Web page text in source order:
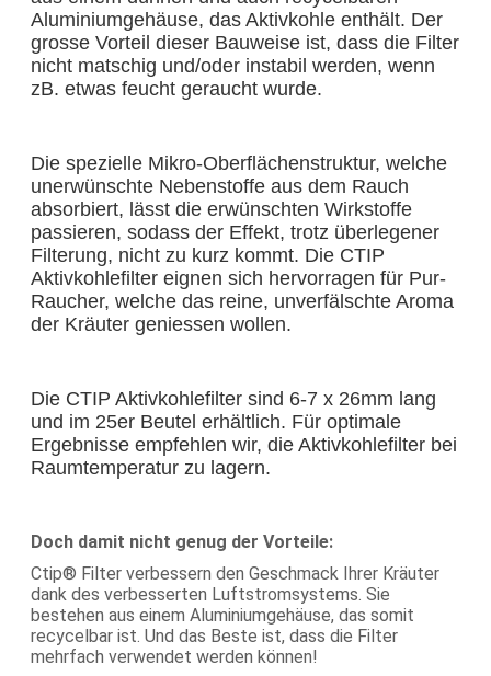
Aluminiumgehäuse, das Aktivkohle enthält. Der
grosse Vorteil dieser Bauweise ist, dass die Filter
nicht matschig und/oder instabil werden, wenn
zB. etwas feucht geraucht wurde.
Die spezielle Mikro-Oberflächenstruktur, welche
unerwünschte Nebenstoffe aus dem Rauch
absorbiert, lässt die erwünschten Wirkstoffe
passieren, sodass der Effekt, trotz überlegener
Filterung, nicht zu kurz kommt. Die CTIP
Aktivkohlefilter eignen sich hervorragen für Pur-
Raucher, welche das reine, unverfälschte Aroma
der Kräuter geniessen wollen.
Die CTIP Aktivkohlefilter sind 6-7 x 26mm lang
und im 25er Beutel erhältlich. Für optimale
Ergebnisse empfehlen wir, die Aktivkohlefilter bei
Raumtemperatur zu lagern.
Doch damit nicht genug der Vorteile:
Ctip® Filter verbessern den Geschmack Ihrer Kräuter
dank des verbesserten Luftstromsystems. Sie
bestehen aus einem Aluminiumgehäuse, das somit
recycelbar ist. Und das Beste ist, dass die Filter
mehrfach verwendet werden können!